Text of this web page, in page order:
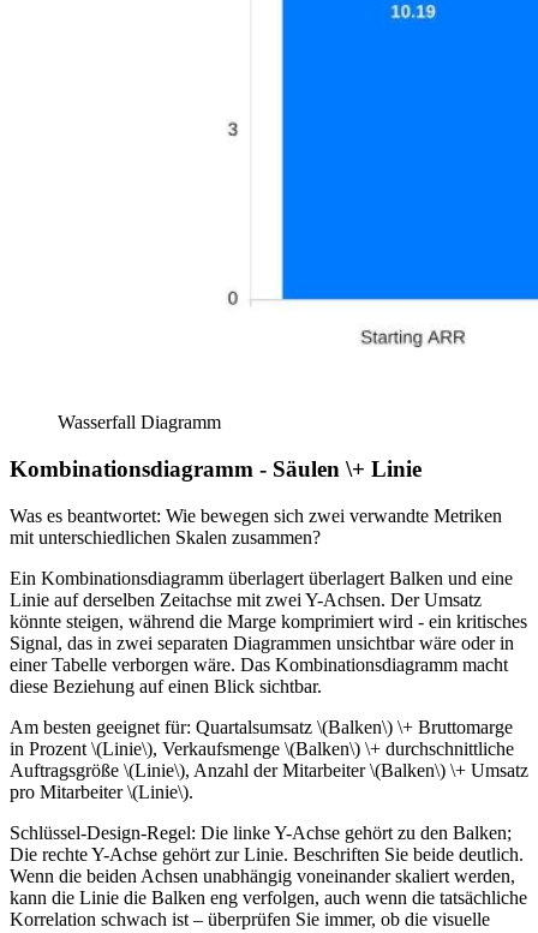
Wasserfall Diagramm
Kombinationsdiagramm - Säulen \+ Linie
Was es beantwortet: Wie bewegen sich zwei verwandte Metriken
mit unterschiedlichen Skalen zusammen?
Ein Kombinationsdiagramm überlagert überlagert Balken und eine
Linie auf derselben Zeitachse mit zwei Y-Achsen. Der Umsatz
könnte steigen, während die Marge komprimiert wird - ein kritisches
Signal, das in zwei separaten Diagrammen unsichtbar wäre oder in
einer Tabelle verborgen wäre. Das Kombinationsdiagramm macht
diese Beziehung auf einen Blick sichtbar.
Am besten geeignet für: Quartalsumsatz \(Balken\) \+ Bruttomarge
in Prozent \(Linie\), Verkaufsmenge \(Balken\) \+ durchschnittliche
Auftragsgröße \(Linie\), Anzahl der Mitarbeiter \(Balken\) \+ Umsatz
pro Mitarbeiter \(Linie\).
Schlüssel-Design-Regel: Die linke Y-Achse gehört zu den Balken;
Die rechte Y-Achse gehört zur Linie. Beschriften Sie beide deutlich.
Wenn die beiden Achsen unabhängig voneinander skaliert werden,
kann die Linie die Balken eng verfolgen, auch wenn die tatsächliche
Korrelation schwach ist – überprüfen Sie immer, ob die visuelle